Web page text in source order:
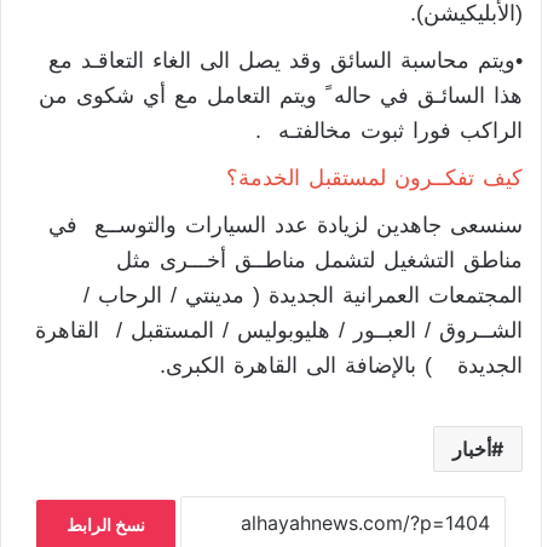
(الأبليكيشن).
•ويتم محاسبة السائق وقد يصل الى الغاء التعاقـد مع
هذا السائـق في حاله ً ويتم التعامل مع أي شكوى من
الراكب فورا ثبوت مخالفتـه .
كيف تفكــرون لمستقبل الخدمة؟
سنسعى جاهدين لزيادة عدد السيارات والتوســع في
مناطق التشغيل لتشمل مناطــق أخـــرى مثل
المجتمعات العمرانية الجديدة ( مدينتي / الرحاب /
الشــروق / العبــور / هليوبوليس / المستقبل / القاهرة
الجديدة ) بالإضافة الى القاهرة الكبرى.
أخبار
نسخ الرابط